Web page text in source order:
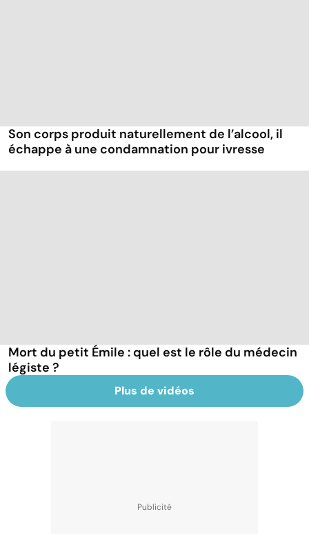
Son corps produit naturellement de l’alcool, il
échappe à une condamnation pour ivresse
Mort du petit Émile : quel est le rôle du médecin
légiste ?
Plus de vidéos